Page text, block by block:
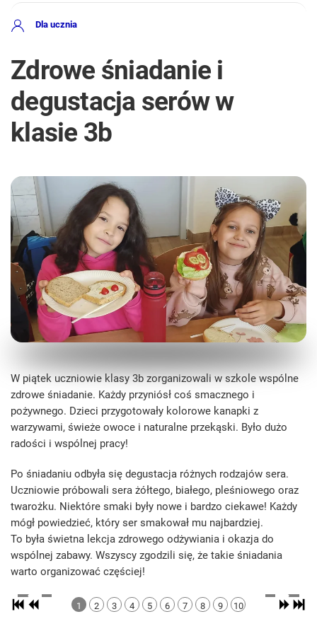
Dla ucznia
Zdrowe śniadanie i
degustacja serów w
klasie 3b
W piątek uczniowie klasy 3b zorganizowali w szkole wspólne
zdrowe śniadanie. Każdy przyniósł coś smacznego i
pożywnego. Dzieci przygotowały kolorowe kanapki z
warzywami, świeże owoce i naturalne przekąski. Było dużo
radości i wspólnej pracy!
Po śniadaniu odbyła się degustacja różnych rodzajów sera.
Uczniowie próbowali sera żółtego, białego, pleśniowego oraz
twarożku. Niektóre smaki były nowe i bardzo ciekawe! Każdy
mógł powiedzieć, który ser smakował mu najbardziej.
To była świetna lekcja zdrowego odżywiania i okazja do
wspólnej zabawy. Wszyscy zgodzili się, że takie śniadania
warto organizować częściej!
1 2 3 4 5 6 7 8 9 10